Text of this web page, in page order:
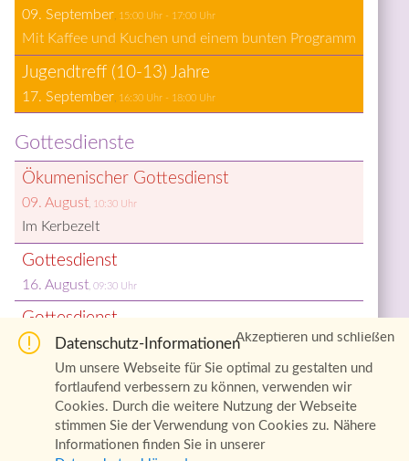
09. September 15:00 Uhr - 17:00 Uhr
Mit Kaffee und Kuchen und einem bunten Programm
Ju­gend­treff (10-13) Jah­re
17. September 16:30 Uhr - 18:00 Uhr
Gottesdienste
Öku­me­ni­scher Got­tes­dienst
09. August 10:30 Uhr
Im Kerbezelt
Got­tes­dienst
16. August 09:30 Uhr
Got­tes­dienst
23. August 09:30 Uhr
Got­tes­dienst mit Tau­fen
13. September 09:30 Uhr
Got­tes­dienst
20. September 09:30 Uhr
Datenschutz-Informationen
Um unsere Webseite für Sie optimal zu gestalten und
fortlaufend verbessern zu können, verwenden wir
Cookies. Durch die weitere Nutzung der Webseite
stimmen Sie der Verwendung von Cookies zu. Nähere
Informationen finden Sie in unserer
Akzeptieren und schließen